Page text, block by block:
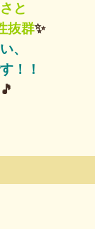
と
抜群✨
、
！！
🎵